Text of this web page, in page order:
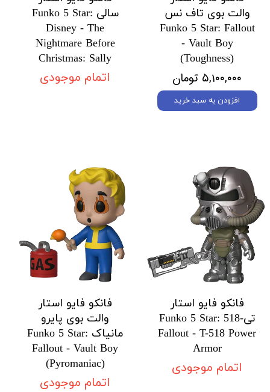
والت بوی تاف نس
Funko 5 Star: Fallout
- Vault Boy
(Toughness)
۵,۱۰۰,۰۰۰ تومان
افزودن به سبد خرید
سالی Funko 5 Star:
Disney - The
Nightmare Before
Christmas: Sally
اتمام موجودی
فانکو فایو استار
تی-518 Funko 5 Star:
Fallout - T-518 Power
Armor
اتمام موجودی
فانکو فایو استار
والت بوی پایرو
مانیاک Funko 5 Star:
Fallout - Vault Boy
(Pyromaniac)
اتمام موجودی